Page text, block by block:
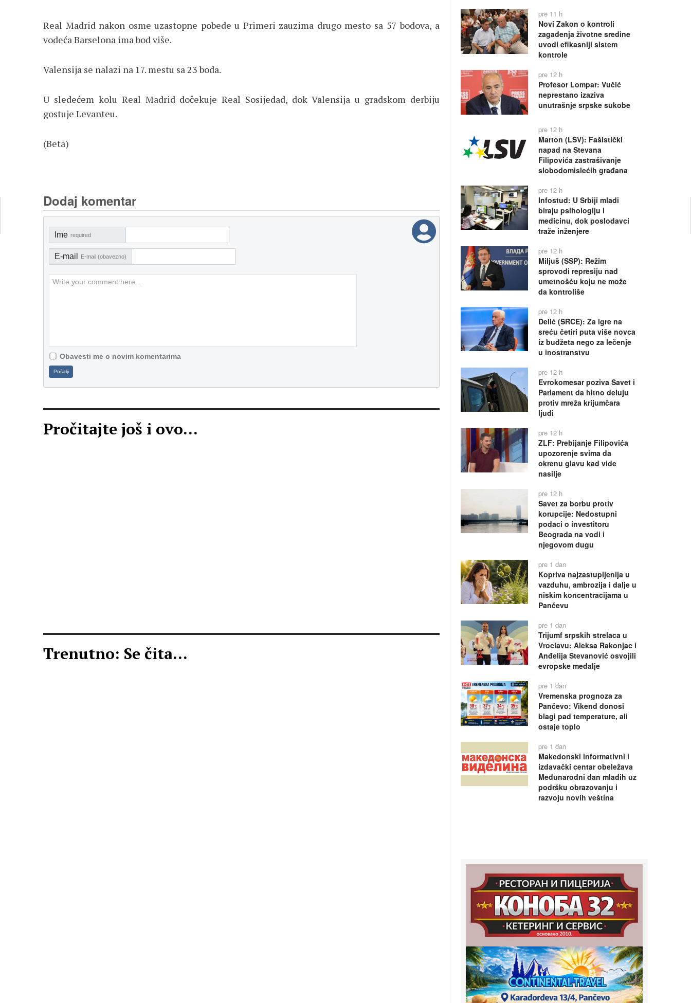
Real Madrid nakon osme uzastopne pobede u Primeri zauzima drugo mesto sa 57 bodova, a
vodeća Barselona ima bod više.
Valensija se nalazi na 17. mestu sa 23 boda.
U sledećem kolu Real Madrid dočekuje Real Sosijedad, dok Valensija u gradskom derbiju
gostuje Levanteu.
(Beta)
Dodaj komentar
Ime required
E-mail E-mail (obavezno)
Obavesti me o novim komentarima
Pošalji
Pročitajte još i ovo...
Trenutno: Se čita...
pre 11 h
Novi Zakon o kontroli
zagađenja životne sredine
uvodi efikasniji sistem
kontrole
pre 12 h
Profesor Lompar: Vučić
neprestano izaziva
unutrašnje srpske sukobe
pre 12 h
Marton (LSV): Fašistički
napad na Stevana
Filipovića zastrašivanje
slobodomislećih građana
pre 12 h
Infostud: U Srbiji mladi
biraju psihologiju i
medicinu, dok poslodavci
traže inženjere
pre 12 h
Miljuš (SSP): Režim
sprovodi represiju nad
umetnošću koju ne može
da kontroliše
pre 12 h
Delić (SRCE): Za igre na
sreću četiri puta više novca
iz budžeta nego za lečenje
u inostranstvu
pre 12 h
Evrokomesar poziva Savet i
Parlament da hitno deluju
protiv mreža krijumčara
ljudi
pre 12 h
ZLF: Prebijanje Filipovića
upozorenje svima da
okrenu glavu kad vide
nasilje
pre 12 h
Savet za borbu protiv
korupcije: Nedostupni
podaci o investitoru
Beograda na vodi i
njegovom dugu
pre 1 dan
Kopriva najzastupljenija u
vazduhu, ambrozija i dalje u
niskim koncentracijama u
Pančevu
pre 1 dan
Trijumf srpskih strelaca u
Vroclavu: Aleksa Rakonjac i
Anđelija Stevanović osvojili
evropske medalje
pre 1 dan
Vremenska prognoza za
Pančevo: Vikend donosi
blagi pad temperature, ali
ostaje toplo
pre 1 dan
Makedonski informativni i
izdavački centar obeležava
Međunarodni dan mladih uz
podršku obrazovanju i
razvoju novih veština